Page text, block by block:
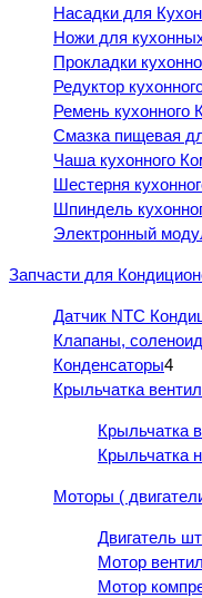
Насадки для
Ножи для
Прокладки
Редуктор
Ремень кухонного
Смазка пищевая
Чаша кухонного
Шестерня
Шпиндель
Электронный
Запчасти для
Датчик NTC
Клапаны,
Конденсаторы4
Крыльчатка
Крыльчатка
Крыльчатка
Моторы (
Двигатель
Мотор
Мотор